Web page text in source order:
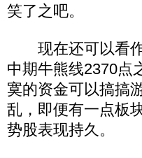
笑了之吧。
现在还可以看作
中期牛熊线2370点
寞的资金可以搞搞
乱，即便有一点板
势股表现持久。